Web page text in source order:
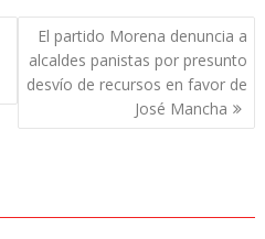
El partido Morena denuncia a
alcaldes panistas por presunto
desvío de recursos en favor de
José Mancha